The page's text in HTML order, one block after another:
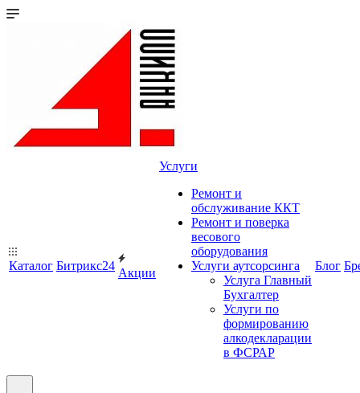
Каталог Битрикс24
Акции
Услуги
Ремонт и
обслуживание ККТ
Ремонт и поверка
весового
оборудования
Услуги аутсорсинга
Услуга Главный
Бухгалтер
Услуги по
формированию
алкодекларации
в ФСРАР
Блог